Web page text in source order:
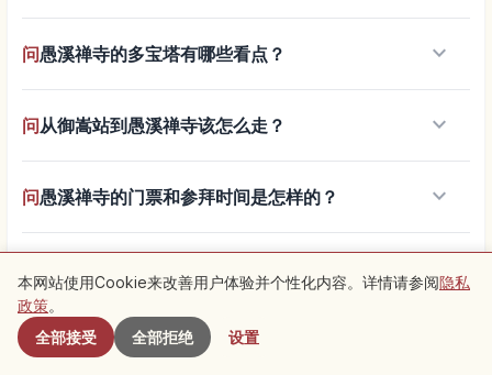
问愚溪禅寺的多宝塔有哪些看点？ keyboard_arrow_down
问从御嵩站到愚溪禅寺该怎么走？ keyboard_arrow_down
问愚溪禅寺的门票和参拜时间是怎样的？ keyboard_arrow_down
keyboard_arrow_down
问有没有把石庭拍得好看的诀窍？
附近景点
了解旅行
本网站使用Cookie来改善用户体验并个性化内容。详情请参阅隐私
政策。
全部接受
全部拒绝 设置